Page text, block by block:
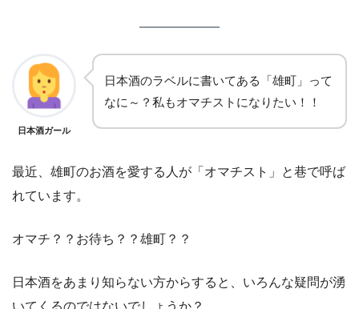
日本酒ガール
日本酒のラベルに書いてある「雄町」って
なに～？私もオマチストになりたい！！
最近、雄町のお酒を愛する人が「オマチスト」と巷で呼ば
れています。
オマチ？？お待ち？？雄町？？
日本酒をあまり知らない方からすると、いろんな疑問が湧
いてくるのではないでしょうか？